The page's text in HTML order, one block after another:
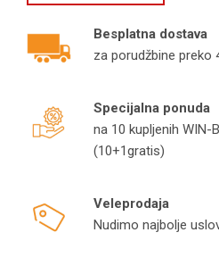
Besplatna dostava
za porudžbine preko
Specijalna ponuda
na 10 kupljenih WIN-
(10+1gratis)
Veleprodaja
Nudimo najbolje